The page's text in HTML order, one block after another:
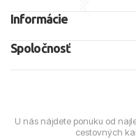
Informácie
Spoločnosť
U nás nájdete ponuku od
cestovných